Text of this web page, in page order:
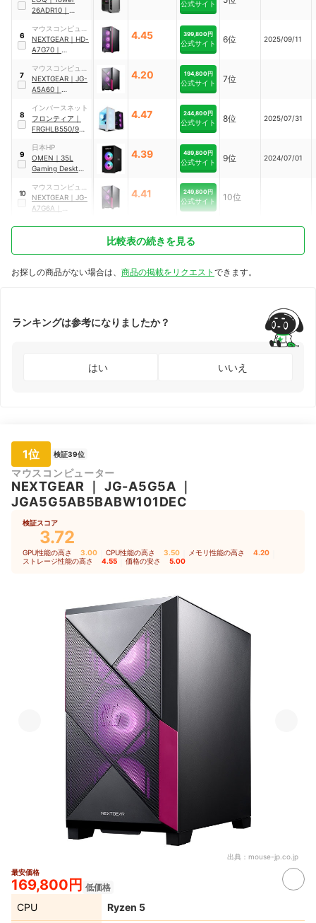
26ADR10 ｜
6
公式サイト
6
マウスコンピュー
ター
NEXTGEAR ｜ HD-
A7G70 ｜
W102DEC
4.45 399,800円
公式サイト 6位 2025/09/11
7
マウスコンピュー
ター
NEXTGEAR ｜ JG-
A5A60 ｜
W101DEC
4.20 194,800円
公式サイト 7位
8
インバースネット
フロンティア ｜
FRGHLB550/906
4.47 244,800円
公式サイト 8位 2025/07/31
9
日本HP
OMEN ｜ 35L
Gaming Desktop
ラスモデル ｜
GT16-1001jp
4.39 489,800円
公式サイト 9位 2024/07/01
10
マウスコンピュー
ター
NEXTGEAR
JG-
A7G6A
W101DEC
4.41 249,800円
公式サイト 10位
比較表の続きを見る
お探しの商品がない場合は、 商品の掲載をリクエスト できます。
ランキングは参考になりましたか？
はい いいえ
1位 検証39位
マウスコンピューター
NEXTGEAR JG-A5G5A
JGA5G5AB5BABW101DEC
検証スコア
3.72
GPU性能の高さ 3.00 CPU性能の高さ 3.50 メモリ性能の高さ 4.20
ストレージ性能の高さ 4.55 価格の安さ 5.00
出典： mouse-jp.co.jp
最安価格
169,800円 低価格
CPU Ryzen 5